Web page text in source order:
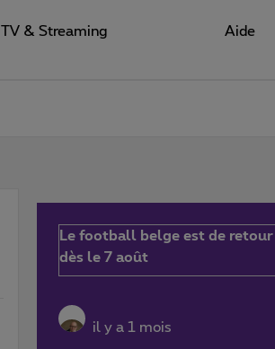
TV & Streaming Aide
Le football belge est de retour
dès le 7 août
il y a 1 mois